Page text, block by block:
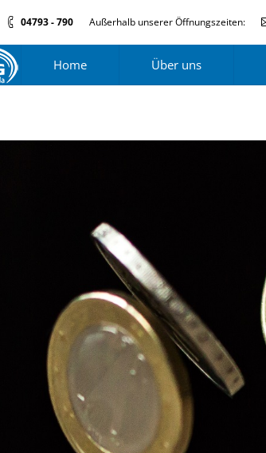
04793 - 790 Außerhalb unserer Öffnungszeiten:
Home Über uns